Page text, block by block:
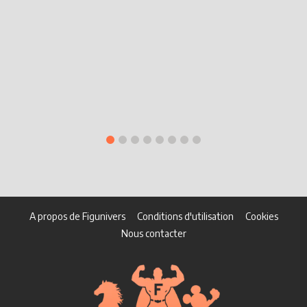
A propos de Figunivers Conditions d'utilisation
Cookies
Nous contacter